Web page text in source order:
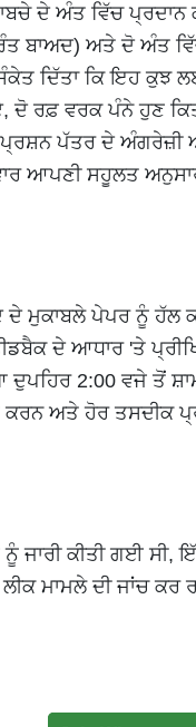
ਦੇ ਅੰਤ ਵਿੱਚ ਪ੍ਰਦਾਨ
ਬਾਅਦ) ਅਤੇ ਦੋ ਅੰਤ
ਦਿੱਤਾ ਕਿ ਇਹ ਕੁਝ
ਦੋ ਰਫ਼ ਵਰਕ ਪੰਨੇ ਹੁਣ
ਪੱਤਰ ਦੇ ਅੰਗਰੇਜ਼ੀ
ਆਪਣੀ ਸਹੂਲਤ
ਦੇ ਮੁਕਾਬਲੇ ਪੇਪਰ ਨੂੰ ਹੱਲ
ਫੀਡਬੈਕ ਦੇ ਆਧਾਰ 'ਤੇ
ਦੁਪਹਿਰ 2:00 ਵਜੇ ਤੋਂ
ਕਰਨ ਅਤੇ ਹੋਰ ਤਸਦੀਕ
ਜਾਰੀ ਕੀਤੀ ਗਈ ਸੀ,
ਮਾਮਲੇ ਦੀ ਜਾਂਚ ਕਰ